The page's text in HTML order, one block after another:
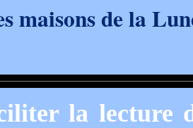
maisons de la
la lecture